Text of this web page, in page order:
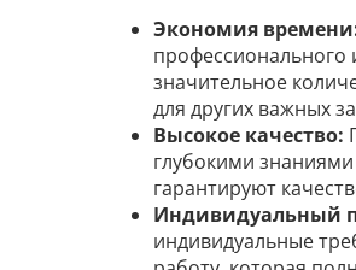
Экономия
профессионального
значительное
для других важных
Высокое качество:
глубокими
гарантируют
Индивидуальный
индивидуальные